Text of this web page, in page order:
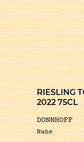
RIESLING
2022 75CL
DONNHOFF
Nahe